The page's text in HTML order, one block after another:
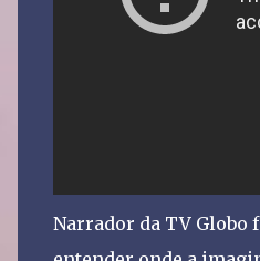
Narrador da TV Globo